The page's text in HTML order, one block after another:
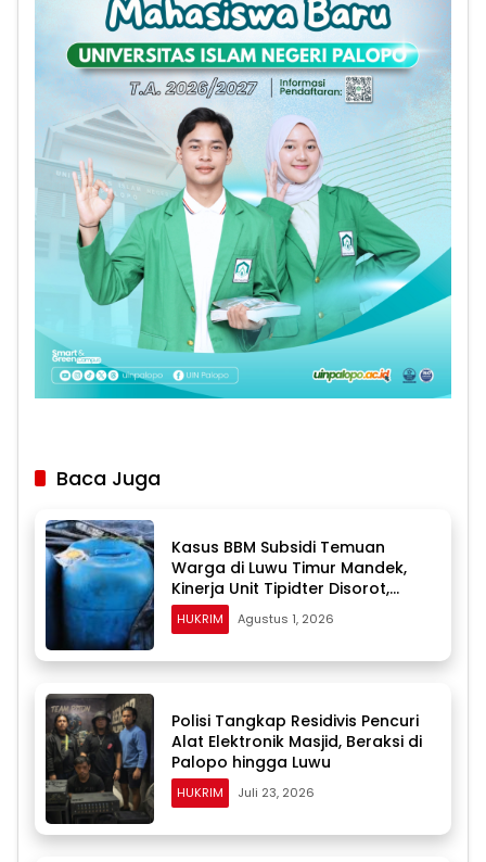
Baca Juga
Kasus BBM Subsidi Temuan
Warga di Luwu Timur Mandek,
Kinerja Unit Tipidter Disorot,
Paminal Diminta Turun Tangan
HUKRIM Agustus 1, 2026
Polisi Tangkap Residivis Pencuri
Alat Elektronik Masjid, Beraksi di
Palopo hingga Luwu
HUKRIM Juli 23, 2026